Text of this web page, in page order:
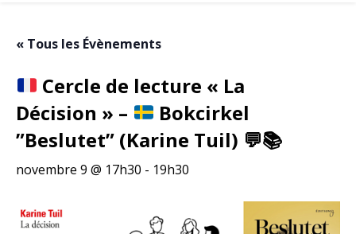
« Tous les Évènements
Cercle de lecture « La
Décision » –
Bokcirkel
”Beslutet” (Karine Tuil) 💬📚
novembre 9 @ 17h30 - 19h30